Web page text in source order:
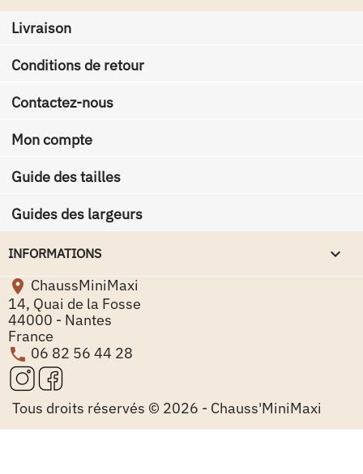
Livraison
Conditions de retour
Contactez-nous
Mon compte
Guide des tailles
Guides des largeurs
INFORMATIONS
keyboard_arrow_down
 ChaussMiniMaxi
14, Quai de la Fosse
44000 - Nantes
France
 06 82 56 44 28
Tous droits réservés © 2026 - Chauss'MiniMaxi